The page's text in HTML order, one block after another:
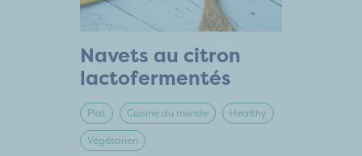
Navets au citron
lactofermentés
Plat Cuisine du monde Healthy
Végétarien